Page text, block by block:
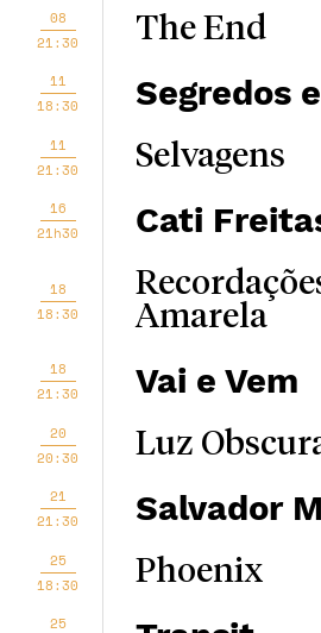
08
21:30
The End
11
18:30
Segredos
11
21:30
Selvagens
16
21h30
Cati
18
18:30
Amarela
18
21:30
Vai e Vem
20
20:30
Luz
21
21:30
Salvador
25
18:30
Phoenix
25